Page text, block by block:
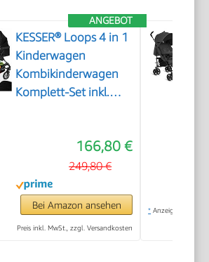
ANGEBOT
KESSER® Loops 4 in 1
Kinderwagen
Kombikinderwagen
Komplett-Set inkl.
Babyschale Voll-
Gummireifen
Wickeltasche
Regenschutz
Kindertisch ECE R129,
166,80 €
249,80 €
Bei Amazon ansehen
Preis inkl. MwSt., zzgl. Versandkosten
* Anzeige